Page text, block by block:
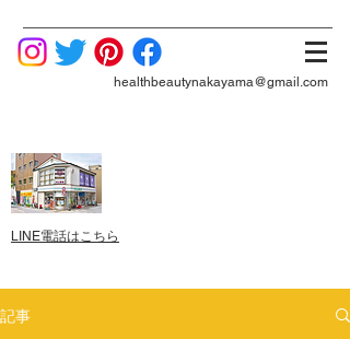
healthbeautynakayama@gmail.com
LINE電話はこちら
記事